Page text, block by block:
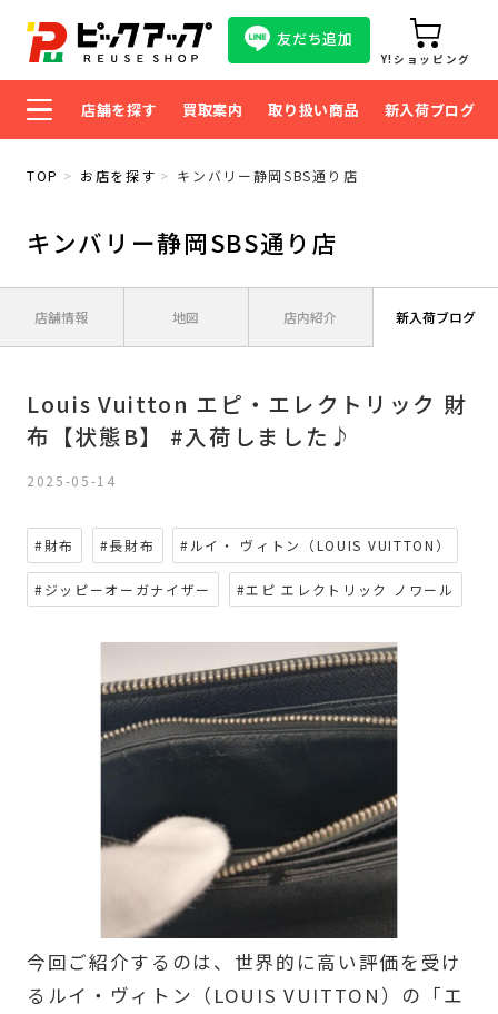
友だち追加
Y!ショッピング
店舗を探す 買取案内 取り扱い商品 新入荷ブログ
TOP お店を探す キンバリー静岡SBS通り店
キンバリー静岡SBS通り店
店舗情報 地図 店内紹介 新入荷ブログ
Louis Vuitton エピ・エレクトリック 財
布【状態B】 #入荷しました♪
2025-05-14
#財布 #長財布 #ルイ・ ヴィトン（LOUIS VUITTON）
#ジッピーオーガナイザー #エピ エレクトリック ノワール
今回ご紹介するのは、世界的に高い評価を受け
るルイ・ヴィトン（LOUIS VUITTON）の「エ